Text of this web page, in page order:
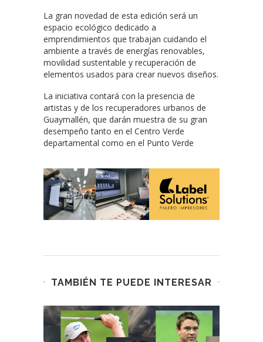
La gran novedad de esta edición será un
espacio ecológico dedicado a
emprendimientos que trabajan cuidando el
ambiente a través de energías renovables,
movilidad sustentable y recuperación de
elementos usados para crear nuevos diseños.
La iniciativa contará con la presencia de
artistas y de los recuperadores urbanos de
Guaymallén, que darán muestra de su gran
desempeño tanto en el Centro Verde
departamental como en el Punto Verde
TAMBIÉN TE PUEDE INTERESAR